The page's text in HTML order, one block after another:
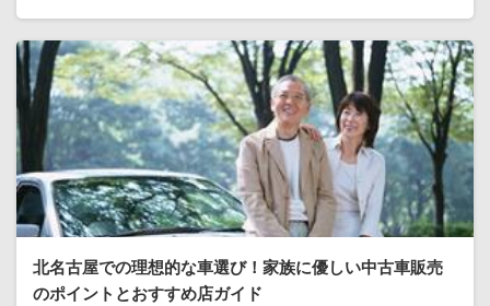
北名古屋での理想的な車選び！家族に優しい中古車販売
のポイントとおすすめ店ガイド